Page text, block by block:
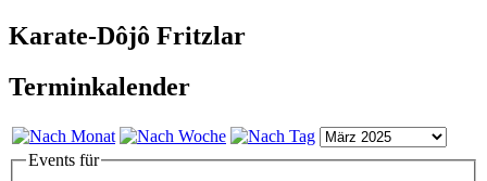
Karate-Dôjô Fritzlar
Terminkalender
Events für